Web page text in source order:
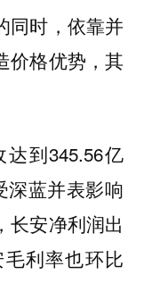
同时，依靠并
价格优势，其
到345.56亿
深蓝并表影响
长安净利润出
利率也环比